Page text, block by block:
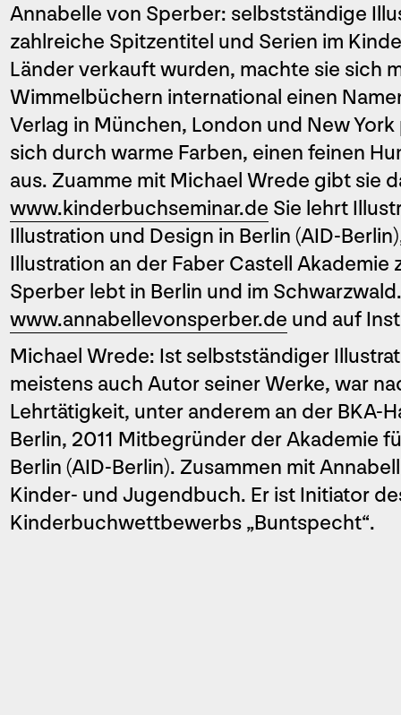
Annabelle von Sperber: selbstständige
zahlreiche Spitzentitel und Serien im
Länder verkauft wurden, machte sie sich
Wimmelbüchern international einen
Verlag in München, London und New
sich durch warme Farben, einen feinen
aus. Zuamme mit Michael Wrede gibt sie
www.kinderbuchseminar.de Sie lehrt
Illustration und Design in Berlin (AID-
Illustration an der Faber Castell
Sperber lebt in Berlin und im
www.annabellevonsperber.de und auf
Michael Wrede: Ist selbstständiger
meistens auch Autor seiner Werke, war
Lehrtätigkeit, unter anderem an der BKA-
Berlin, 2011 Mitbegründer der Akademie
Berlin (AID-Berlin). Zusammen mit
Kinder- und Jugendbuch. Er ist Initiator
Kinderbuchwettbewerbs „Buntspecht“.